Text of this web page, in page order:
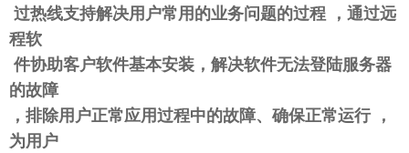
过热线支持解决用户常用的业务问题的过程 ，通过远
程软
件协助客户软件基本安装，解决软件无法登陆服务器
的故障
，排除用户正常应用过程中的故障、确保正常运行 ，
为用户